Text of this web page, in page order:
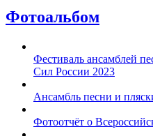
Фотоальбом
Фестиваль ансамблей
Сил России 2023
Ансамбль песни и
Фотоотчёт о